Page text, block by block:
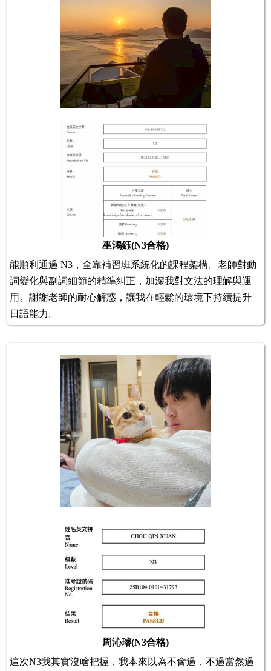
巫鴻鈺(N3合格)
能順利通過 N3，全靠補習班系統化的課程架構。老師對動
詞變化與副詞細節的精準糾正，加深我對文法的理解與運
用。謝謝老師的耐心解惑，讓我在輕鬆的環境下持續提升
日語能力。
周沁璿(N3合格)
這次N3我其實沒啥把握，我本來以為不會過，不過當然過